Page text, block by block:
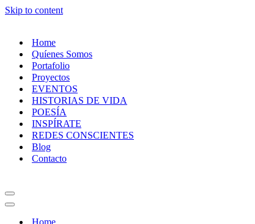
Skip to content
Home
Quíenes Somos
Portafolio
Proyectos
EVENTOS
HISTORIAS DE VIDA
POESÍA
INSPÍRATE
REDES CONSCIENTES
Blog
Contacto
Navigation
Menu
Navigation
Home